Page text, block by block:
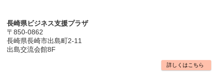
長崎県ビジネス支援プラザ
〒850-0862
長崎県長崎市出島町2-11
出島交流会館8F
詳しくはこちら